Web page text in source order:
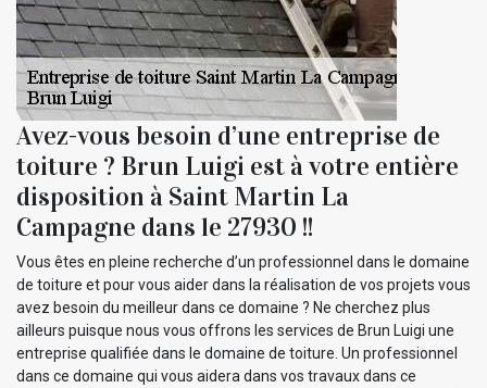
Avez-vous besoin d’une entreprise de
toiture ? Brun Luigi est à votre entière
disposition à Saint Martin La
Campagne dans le 27930 !!
Vous êtes en pleine recherche d’un professionnel dans le domaine
de toiture et pour vous aider dans la réalisation de vos projets vous
avez besoin du meilleur dans ce domaine ? Ne cherchez plus
ailleurs puisque nous vous offrons les services de Brun Luigi une
entreprise qualifiée dans le domaine de toiture. Un professionnel
dans ce domaine qui vous aidera dans vos travaux dans ce